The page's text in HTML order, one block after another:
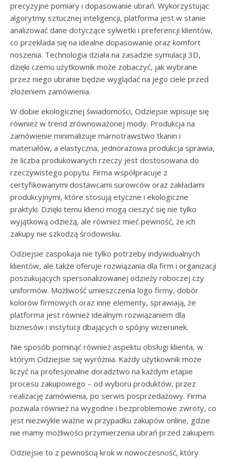
precyzyjne pomiary i dopasowanie ubrań. Wykorzystując
algorytmy sztucznej inteligencji, platforma jest w stanie
analizować dane dotyczące sylwetki i preferencji klientów,
co przekłada się na idealne dopasowanie oraz komfort
noszenia. Technologia działa na zasadzie symulacji 3D,
dzięki czemu użytkownik może zobaczyć, jak wybrane
przez niego ubranie będzie wyglądać na jego ciele przed
złożeniem zamówienia.
W dobie ekologicznej świadomości, Odziejsie wpisuje się
również w trend zrównoważonej mody. Produkcja na
zamówienie minimalizuje marnotrawstwo tkanin i
materiałów, a elastyczna, jednorazowa produkcja sprawia,
że liczba produkowanych rzeczy jest dostosowana do
rzeczywistego popytu. Firma współpracuje z
certyfikowanymi dostawcami surowców oraz zakładami
produkcyjnymi, które stosują etyczne i ekologiczne
praktyki. Dzięki temu klienci mogą cieszyć się nie tylko
wyjątkową odzieżą, ale również mieć pewność, że ich
zakupy nie szkodzą środowisku.
Odziejsie zaspokaja nie tylko potrzeby indywidualnych
klientów, ale także oferuje rozwiązania dla firm i organizacji
poszukujących spersonalizowanej odzieży roboczej czy
uniformów. Możliwość umieszczenia logo firmy, dobór
kolorów firmowych oraz inne elementy, sprawiają, że
platforma jest również idealnym rozwiązaniem dla
biznesów i instytucji dbających o spójny wizerunek.
Nie sposób pominąć również aspektu obsługi klienta, w
którym Odziejsie się wyróżnia. Każdy użytkownik może
liczyć na profesjonalne doradztwo na każdym etapie
procesu zakupowego – od wyboru produktów, przez
realizację zamówienia, po serwis posprzedażowy. Firma
pozwala również na wygodne i bezproblemowe zwroty, co
jest niezwykle ważne w przypadku zakupów online, gdzie
nie mamy możliwości przymierzenia ubrań przed zakupem.
Odziejsie to z pewnością krok w nowoczesność, który